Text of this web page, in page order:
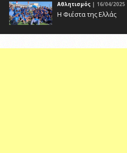
Αθλητισμός | 16/04/2025
Η Φιέστα της Ελλάς